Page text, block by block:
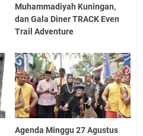
Muhammadiyah Kuningan,
dan Gala Diner TRACK Even
Trail Adventure
Agenda Minggu 27 Agustus